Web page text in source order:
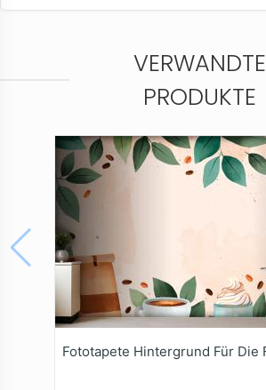
VERWANDTE
PRODUKTE